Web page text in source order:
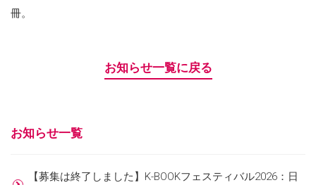
冊。
お知らせ一覧に戻る
お知らせ⼀覧
【募集は終了しました】K-BOOKフェスティバル2026：日